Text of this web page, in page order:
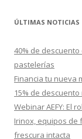
c
r
ÚLTIMAS NOTICIAS
40% de
pastelerías
Financia tu nueva
15% de
Webinar AEFY: El
Irinox, equipos de
frescura intacta